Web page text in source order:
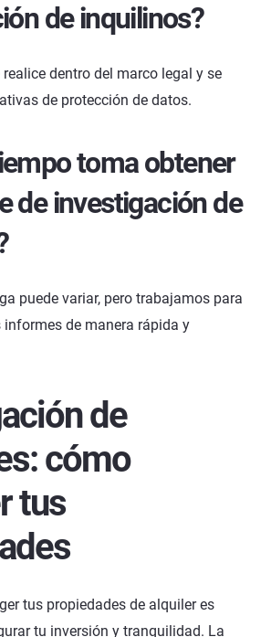
de inquilinos?
realice dentro del marco legal y se
de protección de datos.
toma obtener
de investigación de
puede variar, pero trabajamos para
de manera rápida y
de
cómo
tus
tus propiedades de alquiler es
tu inversión y tranquilidad. La